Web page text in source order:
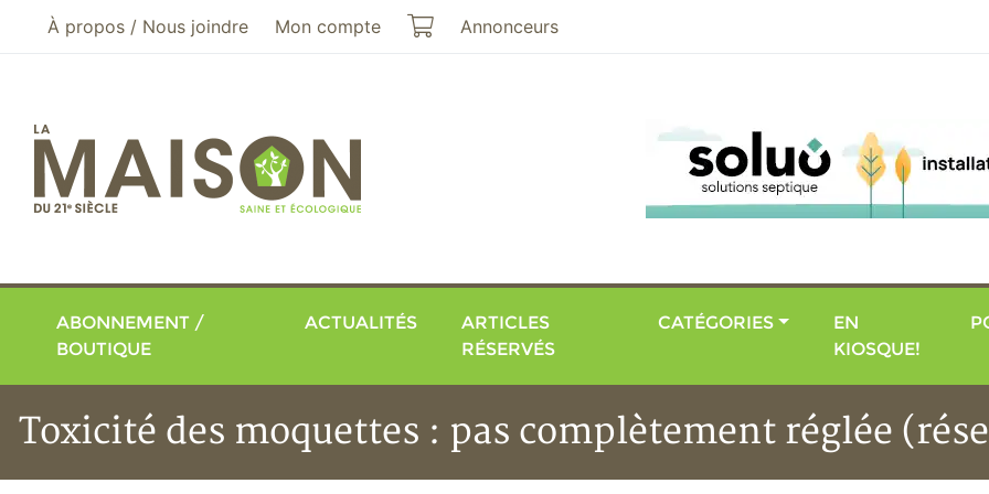
Aller au menu principal
Aller au contenu principal
À propos / Nous joindre Mon compte Mon panier
Annonceurs
ABONNEMENT /
BOUTIQUE
ACTUALITÉS
ARTICLES
RÉSERVÉS
CATÉGORIES
EN
KIOSQUE!
Toxicité des moquettes : pas complètement réglée